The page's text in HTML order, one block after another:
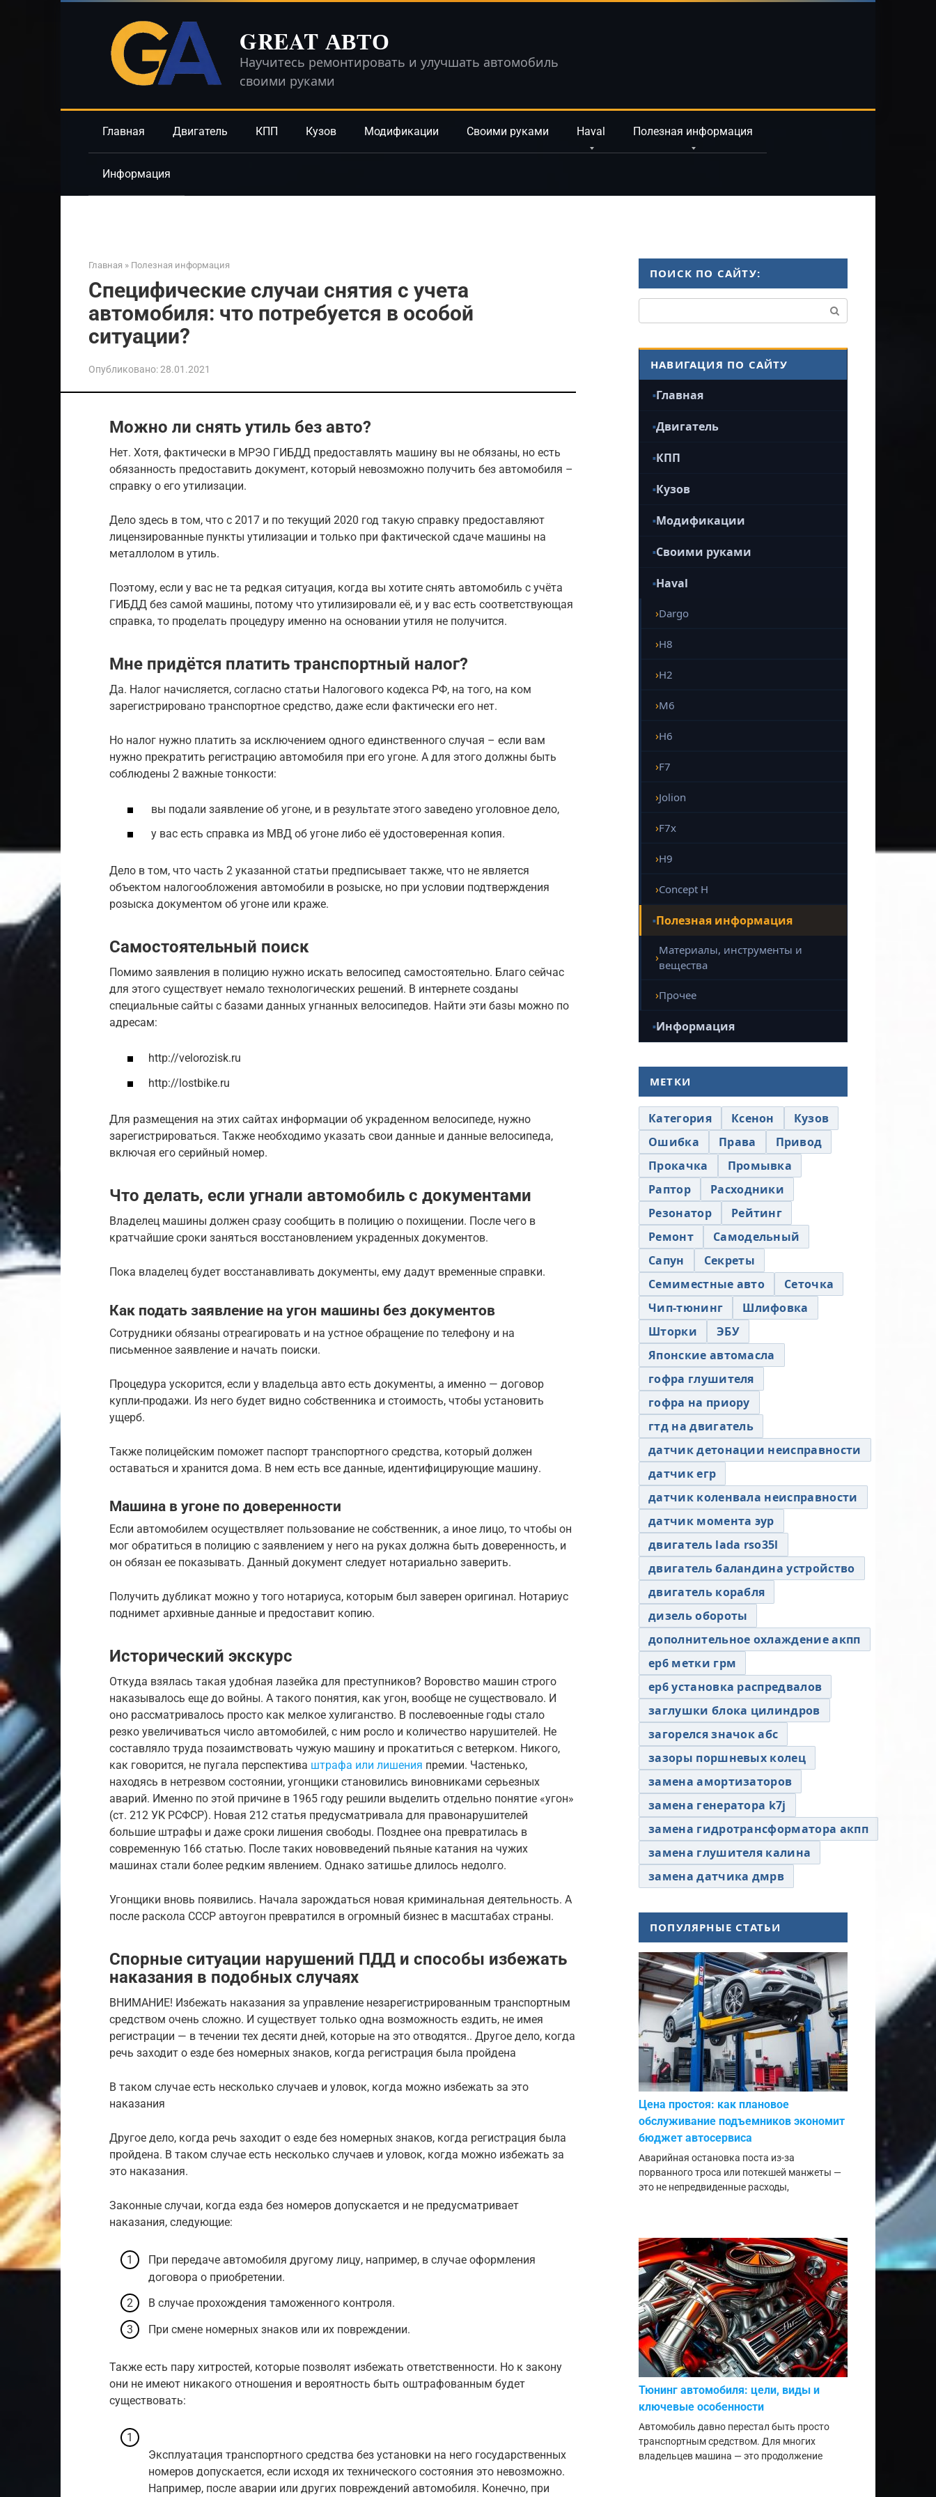
GREAT АВТО
Научитесь ремонтировать и улучшать автомобиль
своими руками
Главная Двигатель КПП Кузов Модификации Своими руками Haval Полезная информация
Информация
Главная » Полезная информация
Специфические случаи снятия с учета
автомобиля: что потребуется в особой
ситуации?
Опубликовано:28.01.2021
Можно ли снять утиль без авто?
Нет. Хотя, фактически в МРЭО ГИБДД предоставлять машину вы не обязаны, но есть
обязанность предоставить документ, который невозможно получить без автомобиля –
справку о его утилизации.
Дело здесь в том, что с 2017 и по текущий 2020 год такую справку предоставляют
лицензированные пункты утилизации и только при фактической сдаче машины на
металлолом в утиль.
Поэтому, если у вас не та редкая ситуация, когда вы хотите снять автомобиль с учёта
ГИБДД без самой машины, потому что утилизировали её, и у вас есть соответствующая
справка, то проделать процедуру именно на основании утиля не получится.
Мне придётся платить транспортный налог?
Да. Налог начисляется, согласно статьи Налогового кодекса РФ, на того, на ком
зарегистрировано транспортное средство, даже если фактически его нет.
Но налог нужно платить за исключением одного единственного случая – если вам
нужно прекратить регистрацию автомобиля при его угоне. А для этого должны быть
соблюдены 2 важные тонкости:
вы подали заявление об угоне, и в результате этого заведено уголовное дело,
у вас есть справка из МВД об угоне либо её удостоверенная копия.
Дело в том, что часть 2 указанной статьи предписывает также, что не является
объектом налогообложения автомобили в розыске, но при условии подтверждения
розыска документом об угоне или краже.
Самостоятельный поиск
Помимо заявления в полицию нужно искать велосипед самостоятельно. Благо сейчас
для этого существует немало технологических решений. В интернете созданы
специальные сайты с базами данных угнанных велосипедов. Найти эти базы можно по
адресам:
http://velorozisk.ru
http://lostbike.ru
Для размещения на этих сайтах информации об украденном велосипеде, нужно
зарегистрироваться. Также необходимо указать свои данные и данные велосипеда,
включая его серийный номер.
Что делать, если угнали автомобиль с документами
Владелец машины должен сразу сообщить в полицию о похищении. После чего в
кратчайшие сроки заняться восстановлением украденных документов.
Пока владелец будет восстанавливать документы, ему дадут временные справки.
Как подать заявление на угон машины без документов
Сотрудники обязаны отреагировать и на устное обращение по телефону и на
письменное заявление и начать поиски.
Процедура ускорится, если у владельца авто есть документы, а именно — договор
купли-продажи. Из него будет видно собственника и стоимость, чтобы установить
ущерб.
Также полицейским поможет паспорт транспортного средства, который должен
оставаться и хранится дома. В нем есть все данные, идентифицирующие машину.
Машина в угоне по доверенности
Если автомобилем осуществляет пользование не собственник, а иное лицо, то чтобы он
мог обратиться в полицию с заявлением у него на руках должна быть доверенность, и
он обязан ее показывать. Данный документ следует нотариально заверить.
Получить дубликат можно у того нотариуса, которым был заверен оригинал. Нотариус
поднимет архивные данные и предоставит копию.
Исторический экскурс
Откуда взялась такая удобная лазейка для преступников? Воровство машин строго
наказывалось еще до войны. А такого понятия, как угон, вообще не существовало. И
оно рассматривалось просто как мелкое хулиганство. В послевоенные годы стало
резко увеличиваться число автомобилей, с ним росло и количество нарушителей. Не
составляло труда позаимствовать чужую машину и прокатиться с ветерком. Никого,
как говорится, не пугала перспектива штрафа или лишения премии. Частенько,
находясь в нетрезвом состоянии, угонщики становились виновниками серьезных
аварий. Именно по этой причине в 1965 году решили выделить отдельно понятие «угон»
(ст. 212 УК РСФСР). Новая 212 статья предусматривала для правонарушителей
большие штрафы и даже сроки лишения свободы. Позднее она превратилась в
современную 166 статью. После таких нововведений пьяные катания на чужих
машинах стали более редким явлением. Однако затишье длилось недолго.
Угонщики вновь появились. Начала зарождаться новая криминальная деятельность. А
после раскола СССР автоугон превратился в огромный бизнес в масштабах страны.
Спорные ситуации нарушений ПДД и способы избежать
наказания в подобных случаях
ВНИМАНИЕ! Избежать наказания за управление незарегистрированным транспортным
средством очень сложно. И существует только одна возможность ездить, не имея
регистрации — в течении тех десяти дней, которые на это отводятся.. Другое дело, когда
речь заходит о езде без номерных знаков, когда регистрация была пройдена
В таком случае есть несколько случаев и уловок, когда можно избежать за это
наказания
Другое дело, когда речь заходит о езде без номерных знаков, когда регистрация была
пройдена. В таком случае есть несколько случаев и уловок, когда можно избежать за
это наказания.
Законные случаи, когда езда без номеров допускается и не предусматривает
наказания, следующие:
При передаче автомобиля другому лицу, например, в случае оформления
договора о приобретении.
В случае прохождения таможенного контроля.
При смене номерных знаков или их повреждении.
Также есть пару хитростей, которые позволят избежать ответственности. Но к закону
они не имеют никакого отношения и вероятность быть оштрафованным будет
существовать:
Эксплуатация транспортного средства без установки на него государственных
номеров допускается, если исходя их технического состояния это невозможно.
Например, после аварии или других повреждений автомобиля. Конечно, при
ПОИСК ПО САЙТУ:
НАВИГАЦИЯ ПО САЙТУ
Главная
Двигатель
КПП
Кузов
Модификации
Своими руками
Haval
Dargo
H8
H2
M6
H6
F7
Jolion
F7x
H9
Concept H
Полезная информация
Материалы, инструменты и
вещества
Прочее
Информация
МЕТКИ
Категория Ксенон
Кузов
Ошибка
Права
Привод
Прокачка
Промывка
Раптор
Расходники
Резонатор
Рейтинг
Ремонт
Самодельный
Сапун
Секреты
Семиместные авто
Сеточка
Чип-тюнинг
Шлифовка
Шторки
ЭБУ
Японские автомасла
гофра глушителя
гофра на приору
гтд на двигатель
датчик детонации неисправности
датчик егр
датчик коленвала неисправности
датчик момента эур
двигатель lada rso35l
двигатель баландина устройство
двигатель корабля
дизель обороты
дополнительное охлаждение акпп
ер6 метки грм
ер6 установка распредвалов
заглушки блока цилиндров
загорелся значок абс
зазоры поршневых колец
замена амортизаторов
замена генератора k7j
замена гидротрансформатора акпп
замена глушителя калина
замена датчика дмрв
ПОПУЛЯРНЫЕ СТАТЬИ
Цена простоя: как плановое
обслуживание подъемников экономит
бюджет автосервиса
Аварийная остановка поста из-за
порванного троса или потекшей манжеты —
это не непредвиденные расходы,
Тюнинг автомобиля: цели, виды и
ключевые особенности
Автомобиль давно перестал быть просто
транспортным средством. Для многих
владельцев машина — это продолжение